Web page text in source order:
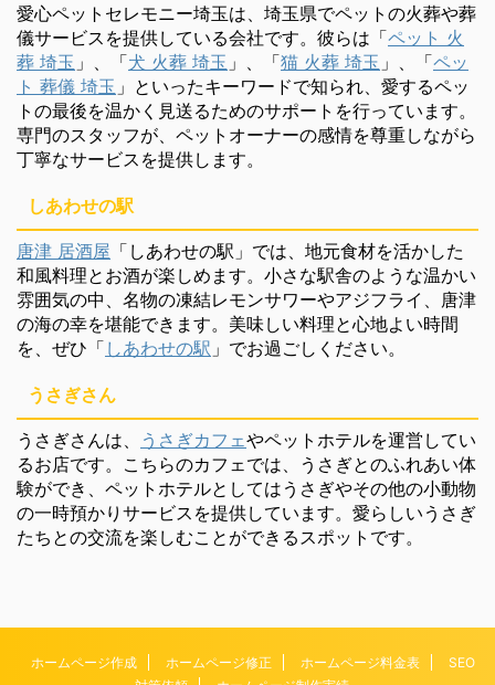
愛心ペットセレモニー埼玉は、埼玉県でペットの火葬や葬
儀サービスを提供している会社です。彼らは「ペット 火
葬 埼玉 」、「犬 火葬 埼玉 」、「猫 火葬 埼玉 」、「ペッ
ト 葬儀 埼玉 」といったキーワードで知られ、愛するペッ
トの最後を温かく見送るためのサポートを行っています。
専門のスタッフが、ペットオーナーの感情を尊重しながら
丁寧なサービスを提供します。
しあわせの駅
唐津 居酒屋 「しあわせの駅」では、地元食材を活かした
和風料理とお酒が楽しめます。小さな駅舎のような温かい
雰囲気の中、名物の凍結レモンサワーやアジフライ、唐津
の海の幸を堪能できます。美味しい料理と心地よい時間
を、ぜひ「 しあわせの駅 」でお過ごしください。
うさぎさん
うさぎさんは、 うさぎカフェやペットホテルを運営してい
るお店です。こちらのカフェでは、うさぎとのふれあい体
験ができ、ペットホテルとしてはうさぎやその他の小動物
の一時預かりサービスを提供しています。愛らしいうさぎ
たちとの交流を楽しむことができるスポットです。
ホームページ作成 ホームページ修正 ホームページ料金表
SEO